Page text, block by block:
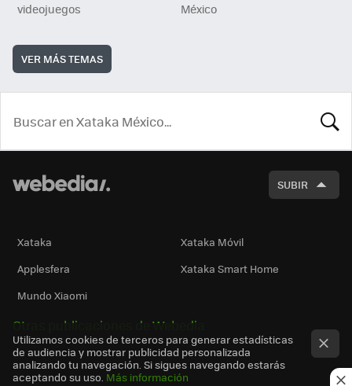
videojuegos
México
VER MÁS TEMAS
SUBIR
Xataka
Xataka Móvil
Applesfera
Xataka Smart Home
Mundo Xiaomi
Otras publicaciones de Webedia
Utilizamos cookies de terceros para generar estadísticas
de audiencia y mostrar publicidad personalizada
analizando tu navegación. Si sigues navegando estarás
aceptando su uso. Más información